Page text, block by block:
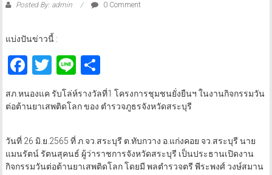
Posted By: admin 0 Comment
แบ่งปันข่าวนี้ :
Facebook
Twitter
LineShare
สภ.หนองแค รับโล่ห์รางวัลที่1 โครงการชุมชนยั่งยืนฯ ในงานกิจกรรมวัน
ต่อต้านยาเสพติดโลก ของ ตำรวจภูธรจังหวัดสระบุรี
วันที่ 26 มิ.ย.2565 ที่ ภ.จว.สระบุรี ต.ทับกวาง อ.แก่งคอย จว.สระบุรี นาย
แมนรัตน์ รัตนสุคนธ์ ผู้ว่าราชการจังหวัดสระบุรี เป็นประธานเปิดงาน
กิจกรรมวันต่อต้านยาเสพติดโลก โดยมี พลตำรวจตรี พีระพงศ์ วงษ์สมาน